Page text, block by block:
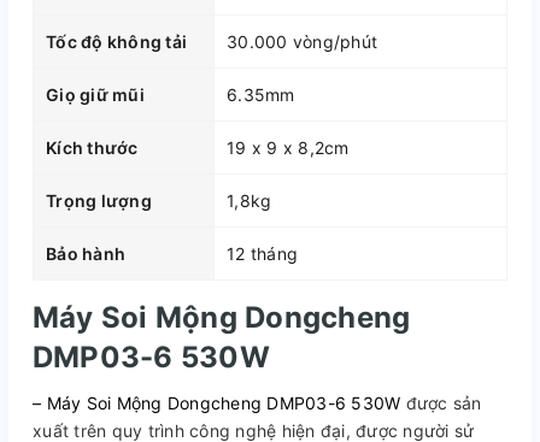
Tốc độ không tải 30.000 vòng/phút
Giọ giữ mũi 6.35mm
Kích thước 19 x 9 x 8,2cm
Trọng lượng 1,8kg
Bảo hành 12 tháng
Máy Soi Mộng Dongcheng
DMP03-6 530W
– Máy Soi Mộng Dongcheng DMP03-6 530W được sản
xuất trên quy trình công nghệ hiện đại, được người sử